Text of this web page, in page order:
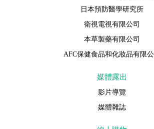
日本預防醫學研究所
衛視電視有限公司
本草製藥有限公司
AFC保健食品和化妝品有限公
媒體露出
影片導覽
媒體雜誌